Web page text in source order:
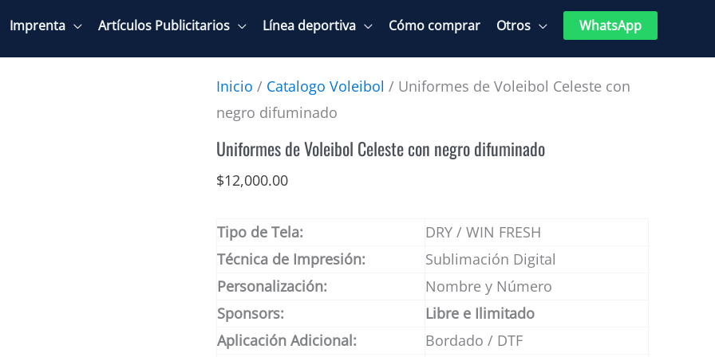
Imprenta Artículos Publicitarios Línea deportiva Cómo comprar Otros WhatsApp
Inicio / Catalogo Voleibol / Uniformes de Voleibol Celeste con
negro difuminado
Uniformes de Voleibol Celeste con negro difuminado
$12,000.00
Tipo de Tela:
DRY / WIN FRESH
Técnica de Impresión:
Sublimación Digital
Personalización:
Nombre y Número
Sponsors:
Libre e Ilimitado
Aplicación Adicional:
Bordado / DTF